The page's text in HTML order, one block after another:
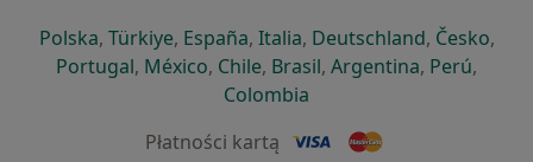
Polskaotwiera się w nowej karcie
, Türkiyeotwiera się w nowej karcie
, Españaotwiera się w nowej karcie
, Italiaotwiera się w nowej
, Deutschlandotwiera się
, Česko,
Portugalotwiera się w nowej karcie
, Méxicootwiera się w nowej karcie
, Chileotwiera się w nowej karcie
, Brasilotwiera się w nowej
, Argentinaotwiera się
, Perú,
Colombia
Płatności kartą